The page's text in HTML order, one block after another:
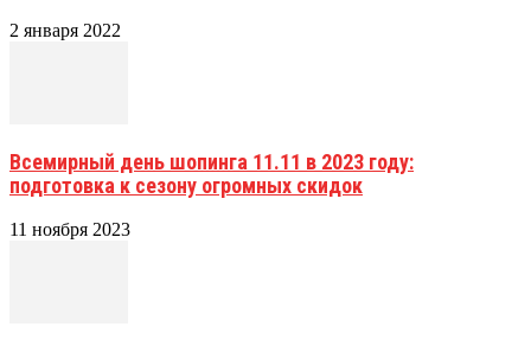
2 января 2022
Всемирный день шопинга 11.11 в 2023 году:
подготовка к сезону огромных скидок
11 ноября 2023